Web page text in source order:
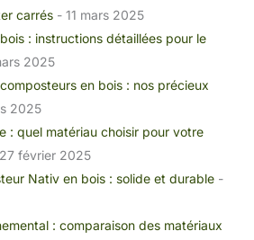
carrés - 11 mars 2025
: instructions détaillées pour le
2025
en bois : nos précieux
2025
: quel matériau choisir pour votre
février 2025
Nativ en bois : solide et durable -
: comparaison des matériaux